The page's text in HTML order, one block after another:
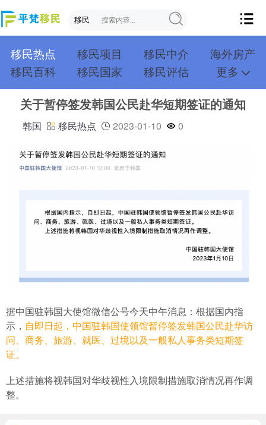
移民热点 移民项目 移民中介
海外房产
移民百科
移民国家 移民评估
更多
成功案例
投资移民 创业移民
购房移民
护照移民
技术移民 雇主移民
移民学院
联系我们
关于暂停签发韩国公民赴华短期签证的通知
韩国 移民热点 2023-01-10 0
据中国驻韩国大使馆微信公号今天中午消息：根据国内指
示， 自即日起，中国驻韩国使领馆暂停签发韩国公民赴华访
问、商务、旅游、就医、过境以及一般私人事务类短期签
证。
上述措施将视韩国对华歧视性入境限制措施取消情况再作调
整。